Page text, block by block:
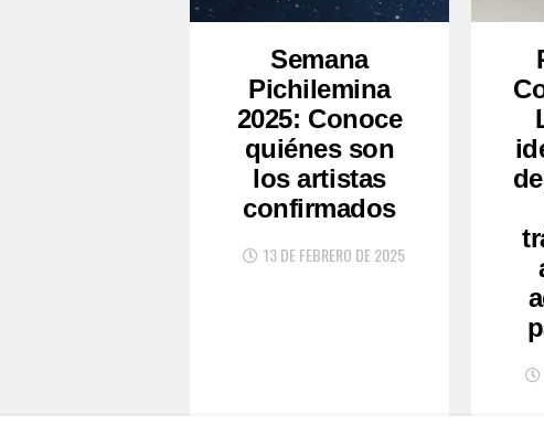
Semana
Pichilemina
2025: Conoce
quiénes son
los artistas
confirmados
13 DE FEBRERO DE 2025